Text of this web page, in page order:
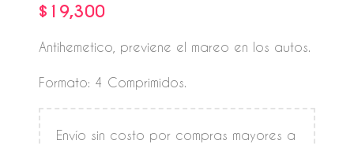
$ 19,300
Antihemetico, previene el mareo en los autos.
Formato: 4 Comprimidos.
Envío sin costo por compras mayores a